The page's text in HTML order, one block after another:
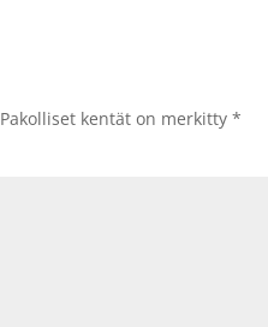
Pakolliset kentät on merkitty*